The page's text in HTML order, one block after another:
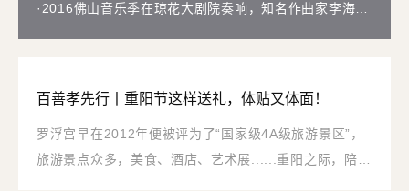
·2016佛山音乐季在琼花大剧院奏响，知名作曲家李海鹰
百善孝先行丨重阳节这样送礼，体贴又体面！
罗浮宫早在2012年便被评为了“国家级4A级旅游景区”，
旅游景点众多，美食、酒店、艺术展......重阳之际，陪他